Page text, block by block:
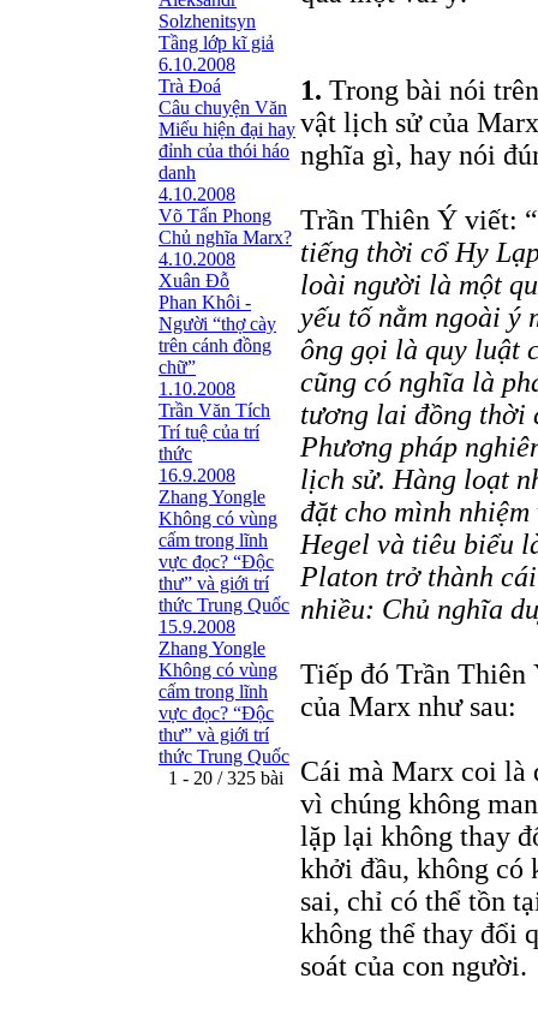
Solzhenitsyn
Tầng lớp kĩ giả
6.10.2008
Trà Đoá
Câu chuyện Văn
Miếu hiện đại hay
đỉnh của thói háo
danh
4.10.2008
Võ Tấn Phong
Chủ nghĩa Marx?
4.10.2008
Xuân Đỗ
Phan Khôi -
Người “thợ cày
trên cánh đồng
chữ”
1.10.2008
Trần Văn Tích
Trí tuệ của trí
thức
16.9.2008
Zhang Yongle
Không có vùng
cấm trong lĩnh
vực đọc? “Ðộc
thư” và giới trí
thức Trung Quốc
15.9.2008
Zhang Yongle
Không có vùng
cấm trong lĩnh
vực đọc? “Ðộc
thư” và giới trí
thức Trung Quốc
1 - 20 / 325 bài
1. Trong bài nói
vật lịch sử của
nghĩa gì, hay nói
Trần Thiên Ý viết: “
tiếng thời cổ Hy
loài người là một
yếu tố nằm ngoài ý
ông gọi là quy luật
cũng có nghĩa là
tương lai đồng thời
Phương pháp
lịch sử. Hàng loạt
đặt cho mình
Hegel và tiêu biểu
Platon trở thành
nhiều: Chủ nghĩa
Tiếp đó Trần Thiên
của Marx như sau:
Cái mà Marx coi là
vì chúng không
lặp lại không thay
khởi đầu, không có
sai, chỉ có thể tồn
không thể thay đổi
soát của con người.